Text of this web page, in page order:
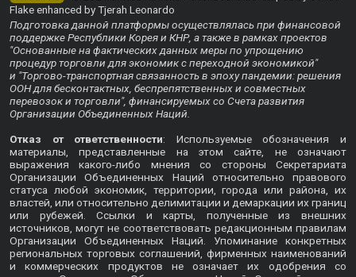
Flake enhanced by Tjerah Leonardo
Подготовка данной платформы осуществлялась при финансовой
поддержке Республики Корея и КНР, а также в рамках проектов
"Основанные на фактических данных меры по упрощению
процедур торговли для экономик с переходной экономикой"
и "Торгово-транспортная связанность в эпоху пандемии: решения
ООН для бесконтактных, беспрепятственных и совместных
перевозок и торговли", финансируемых со Счета развития
Организации Объединенных Наций.
Отказ от ответственности: Используемые обозначения и
материалы, представленные на этом сайте, не означают
выражения какого-либо мнения со стороны Секретариата
Организации Объединенных Наций относительно правового
статуса любой экономик, территории, города или района, их
властей, или относительно делимитации и демаркации их границ
или рубежей. Ссылки и карты, полученные из внешних
источников, могут не соответствовать редакционным правилам
Организации Объединенных Наций. Упоминание конкретных
региональных торговых соглашений, фирменных наименований
и коммерческих продуктов не означает их одобрения со